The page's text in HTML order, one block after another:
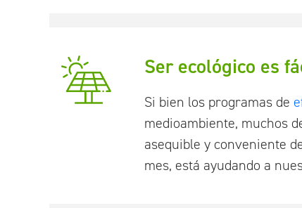
Ser ecológico es
Si bien los programas de
medioambiente, muchos
asequible y conveniente
mes, está ayudando a